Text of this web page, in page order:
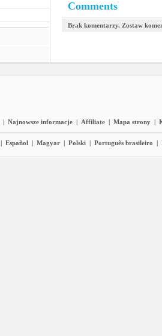
Comments
Brak komentarzy. Zostaw
| Najnowsze informacje | Affiliate | Mapa strony |
| Español | Magyar | Polski | Português brasileiro |